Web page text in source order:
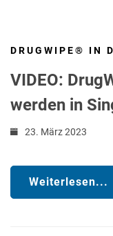
DRUGWIPE® IN
VIDEO:
werden in
23. März 2023
Weiterlesen...